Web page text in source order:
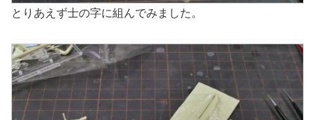
とりあえず士の字に組んでみました。